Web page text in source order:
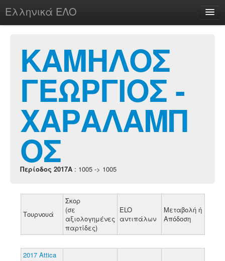
Ελληνικά ΕΛΟ
chesstu.be @ discord
Login
ΚΑΜΗΛΟΣ
ΓΕΩΡΓΙΟΣ -
ΧΑΡΑΛΑΜΠ
ΟΣ
Περίοδος 2017A : 1005 -> 1005
Τουρνουά
Σκορ
(σε
αξιολογημένες
παρτίδες)
ELO
αντιπάλων
Μεταβολή ή
Απόδοση
2017 Attica